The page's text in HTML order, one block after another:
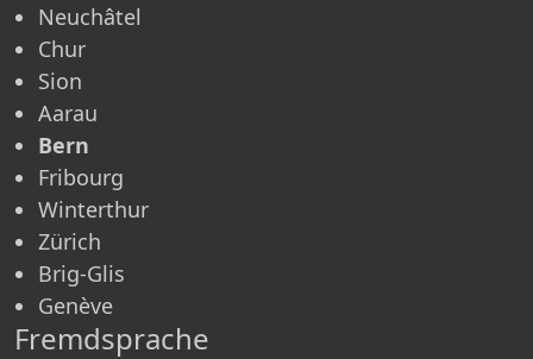
Neuchâtel
Chur
Sion
Aarau
Bern
Fribourg
Winterthur
Zürich
Brig-Glis
Genève
Fremdsprache